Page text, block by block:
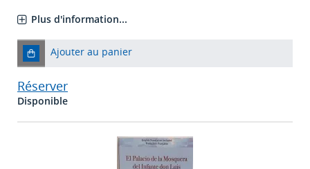
Plus d'information...
Ajouter au panier
Réserver
Disponible